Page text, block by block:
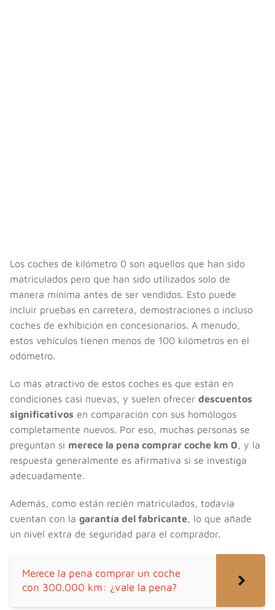
Los coches de kilómetro 0 son aquellos que han sido
matriculados pero que han sido utilizados solo de
manera mínima antes de ser vendidos. Esto puede
incluir pruebas en carretera, demostraciones o incluso
coches de exhibición en concesionarios. A menudo,
estos vehículos tienen menos de 100 kilómetros en el
odómetro.
Lo más atractivo de estos coches es que están en
condiciones casi nuevas, y suelen ofrecer descuentos
significativos en comparación con sus homólogos
completamente nuevos. Por eso, muchas personas se
preguntan si merece la pena comprar coche km 0, y la
respuesta generalmente es afirmativa si se investiga
adecuadamente.
Además, como están recién matriculados, todavía
cuentan con la garantía del fabricante, lo que añade
un nivel extra de seguridad para el comprador.
Merece la pena comprar un coche
con 300.000 km: ¿vale la pena?